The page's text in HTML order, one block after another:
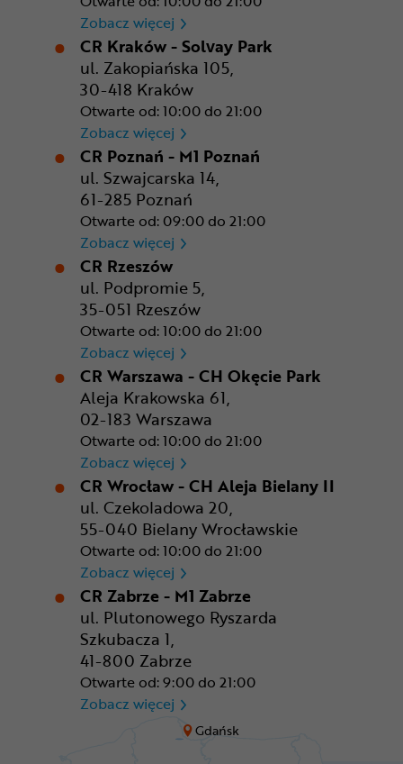
Gdańsk
Zobacz więcej CR Gdańsk - Morski Park
CR Kraków - Solvay Park
ul. Zakopiańska 105,
30-418 Kraków
Otwarte od: 10:00 do 21:00
Zobacz więcej CR Kraków - Solvay Park
CR Poznań - M1 Poznań
ul. Szwajcarska 14,
61-285 Poznań
Otwarte od: 09:00 do 21:00
Zobacz więcej CR Poznań - M1 Poznań
CR Rzeszów
ul. Podpromie 5,
35-051 Rzeszów
Otwarte od: 10:00 do 21:00
Zobacz więcej CR Rzeszów
CR Warszawa - CH Okęcie Park
Aleja Krakowska 61,
02-183 Warszawa
Otwarte od: 10:00 do 21:00
Zobacz więcej CR Warszawa - CH Okęcie
CR Wrocław - CH Aleja Bielany II
ul. Czekoladowa 20,
55-040 Bielany Wrocławskie
Otwarte od: 10:00 do 21:00
Zobacz więcej CR Wrocław - CH Aleja
CR Zabrze - M1 Zabrze
ul. Plutonowego Ryszarda
Szkubacza 1,
41-800 Zabrze
Otwarte od: 9:00 do 21:00
Zobacz więcej CR Zabrze - M1 Zabrze